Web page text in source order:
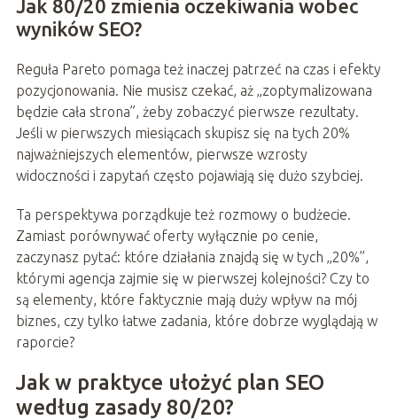
Jak 80/20 zmienia oczekiwania wobec
wyników SEO?
Reguła Pareto pomaga też inaczej patrzeć na czas i efekty
pozycjonowania. Nie musisz czekać, aż „zoptymalizowana
będzie cała strona”, żeby zobaczyć pierwsze rezultaty.
Jeśli w pierwszych miesiącach skupisz się na tych 20%
najważniejszych elementów, pierwsze wzrosty
widoczności i zapytań często pojawiają się dużo szybciej.
Ta perspektywa porządkuje też rozmowy o budżecie.
Zamiast porównywać oferty wyłącznie po cenie,
zaczynasz pytać: które działania znajdą się w tych „20%”,
którymi agencja zajmie się w pierwszej kolejności? Czy to
są elementy, które faktycznie mają duży wpływ na mój
biznes, czy tylko łatwe zadania, które dobrze wyglądają w
raporcie?
Jak w praktyce ułożyć plan SEO
według zasady 80/20?